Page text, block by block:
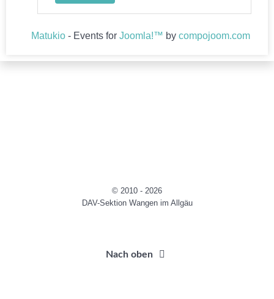
Matukio - Events for Joomla!™ by compojoom.com
© 2010 - 2026
DAV-Sektion Wangen im Allgäu
Nach oben